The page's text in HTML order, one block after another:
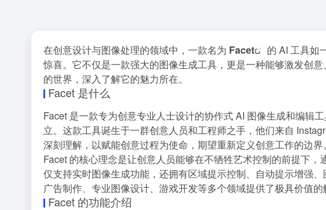
在创意设计与图像处理的领域中，一款名为 Facet
的 AI 工具如
惊喜。它不仅是一款强大的图像生成工具，更是一种能够激发创
的世界，深入了解它的魅力所在。
Facet 是什么
Facet 是一款专为创意专业人士设计的协作式 AI 图像生成和编辑
立。这款工具诞生于一群创意人员和工程师之手，他们来自
深刻理解，以赋能创意过程为使命，期望重新定义创意工作的边界。
Facet 的核心理念是让创意人员能够在不牺牲艺术控制的前提下
仅支持实时图像生成功能，还拥有区域提示控制、自动提示增强
广告制作、专业图像设计、游戏开发等多个领域提供了极具价值的
Facet 的功能介绍